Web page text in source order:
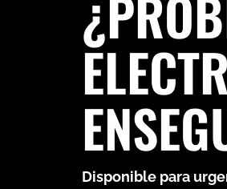
Disponible para